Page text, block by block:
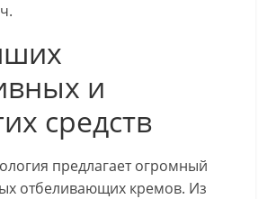
и
средств
предлагает огромный
отбеливающих кремов. Из